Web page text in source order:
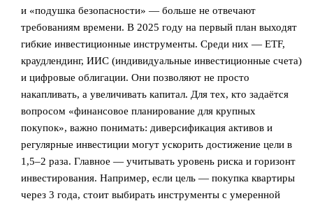
и «подушка безопасности» — больше не отвечают
требованиям времени. В 2025 году на первый план выходят
гибкие инвестиционные инструменты. Среди них — ETF,
краудлендинг, ИИС (индивидуальные инвестиционные счета)
и цифровые облигации. Они позволяют не просто
накапливать, а увеличивать капитал. Для тех, кто задаётся
вопросом «финансовое планирование для крупных
покупок», важно понимать: диверсификация активов и
регулярные инвестиции могут ускорить достижение цели в
1,5–2 раза. Главное — учитывать уровень риска и горизонт
инвестирования. Например, если цель — покупка квартиры
через 3 года, стоит выбирать инструменты с умеренной